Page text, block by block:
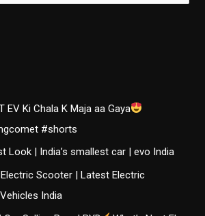
EV Ki Chala K Maja aa Gaya
#shorts
Look | India’s smallest car | evo India
Scooter | Latest Electric
India